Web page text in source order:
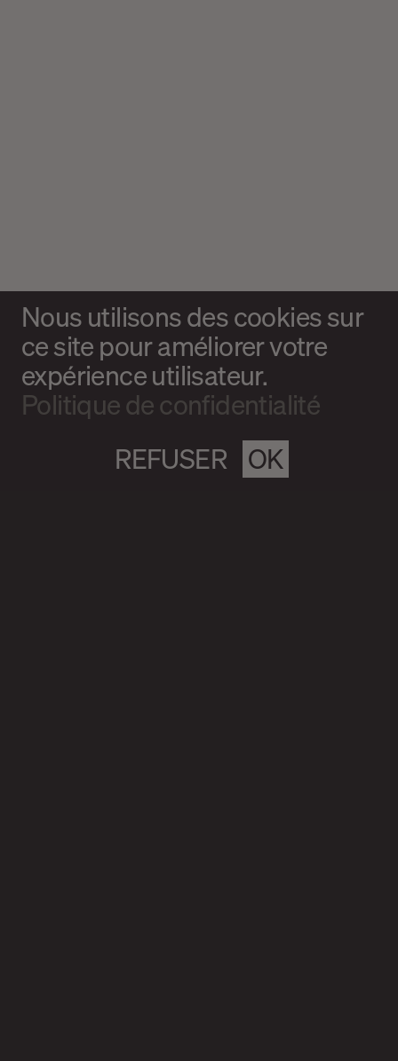
Nous utilisons des cookies sur
ce site pour améliorer votre
expérience utilisateur.
Politique de confidentialité
OK
REFUSER